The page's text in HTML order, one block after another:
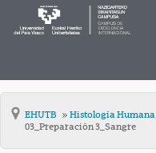
EHUTB Histología
03_Preparación 3_Sangre